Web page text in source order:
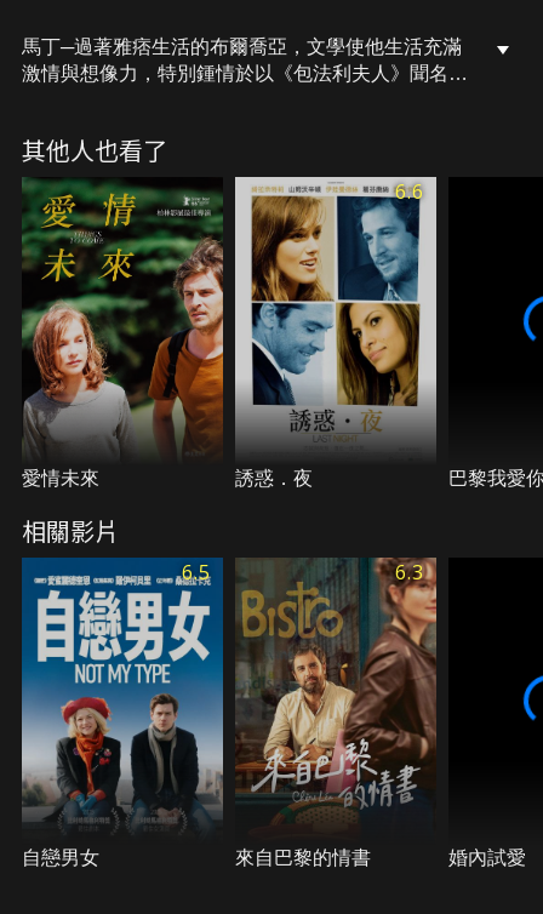
馬丁─過著雅痞生活的布爾喬亞，文學使他生活充滿
激情與想像力，特別鍾情於以《包法利夫人》聞名的
鄰，他興奮地發現這對夫婦的名字不僅與書中人物相
同，書中的情節竟也一章章地在真實生活中上
演……。
其他人也看了
愛情未來
6.6
誘惑．夜 巴黎我愛
相關影片
6.5
自戀男女
6.3
來自巴黎的情書 婚內試愛